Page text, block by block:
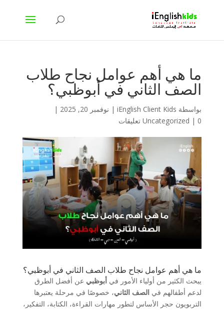
ما هي أهم عوامل نجاح طلاب
الصف الثاني في أبوظبي؟
بواسطة iEnglish Client Kids
| نوفمبر 20, 2025
|
Uncategorized | 0 تعليقات
ما هي أهم عوامل نجاح طلاب الصف الثاني في أبوظبي؟
يبحث الكثير من أولياء الأمور في أبوظبي عن أفضل الطرق
لدعم أطفالهم في الصف الثاني، خصوصًا في مرحلة يعتبرها
التربويون حجر الأساس لتطور مهارات القراءة، الكتابة، التفكير،